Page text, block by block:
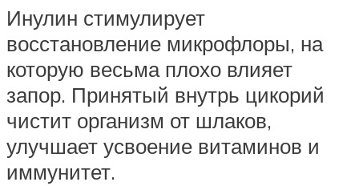
Инулин стимулирует
восстановление микрофлоры, на
которую весьма плохо влияет
запор. Принятый внутрь цикорий
чистит организм от шлаков,
улучшает усвоение витаминов и
иммунитет.